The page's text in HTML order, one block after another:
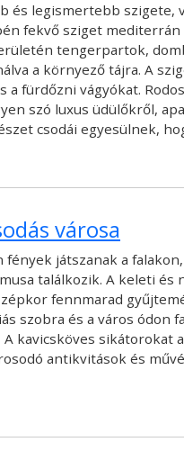
és legismertebb
fekvő sziget
tengerpartok,
a környező tájra. A
a fürdőzni vágyókat.
szó luxus üdülőkről,
csodái egyesülnek,
városa
játszanak a
találkozik. A keleti
fennmarad
szobra és a város
kavicsköves
antikvitások és